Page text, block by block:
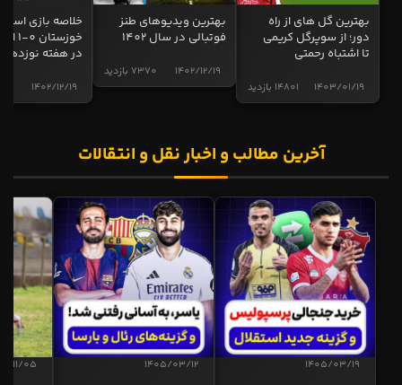
بهترین گل های از راه
دور؛ از سوپرگل کریمی
تا اشتباه رحمتی
14801 بازدید 1403/01/19
بهترین ویدیوهای طنز
فوتبالی در سال 1402
7370 بازدید 1402/12/19
خلاصه بازی
در هفته نوزدهم
1402/12/19
آخرین مطالب و اخبار نقل و انتقالات
1405/03/19
1405/03/12
11/05